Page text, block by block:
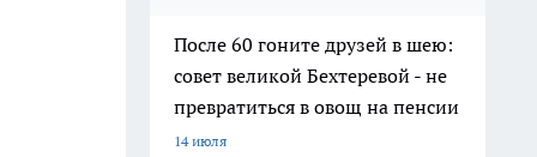
После 60 гоните друзей в шею:
совет великой Бехтеревой - не
превратиться в овощ на пенсии
14 июля